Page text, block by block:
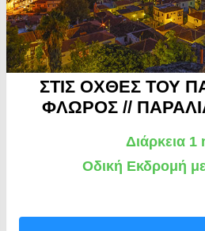
ΣΤΙΣ ΟΧΘΕΣ ΤΟΥ
ΦΛΩΡΟΣ //
Διάρκεια 1
Οδική Εκδρομή